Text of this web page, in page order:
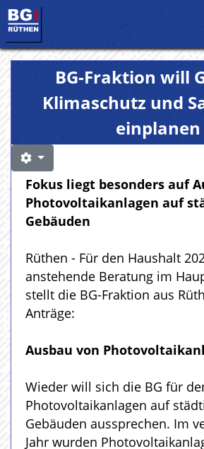
BG-Fraktion will
Klimaschutz und
einplanen
Fokus liegt besonders auf
Photovoltaikanlagen auf
Gebäuden
Rüthen - Für den Haushalt
anstehende Beratung im
stellt die BG-Fraktion aus
Anträge:
Ausbau von
Wieder will sich die BG für
Photovoltaikanlagen auf
Gebäuden aussprechen. Im
Jahr wurden